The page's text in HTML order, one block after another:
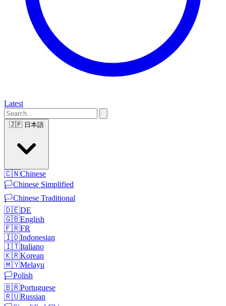
Latest
🇯🇵 日本語
🇨🇳Chinese
🏳️Chinese Simplified
🏳️Chinese Traditional
🇩🇪DE
🇬🇧English
🇫🇷FR
🇮🇩Indonesian
🇮🇹Italiano
🇰🇷Korean
🇲🇾Melayu
🏳️Polish
🇧🇷Portuguese
🇷🇺Russian